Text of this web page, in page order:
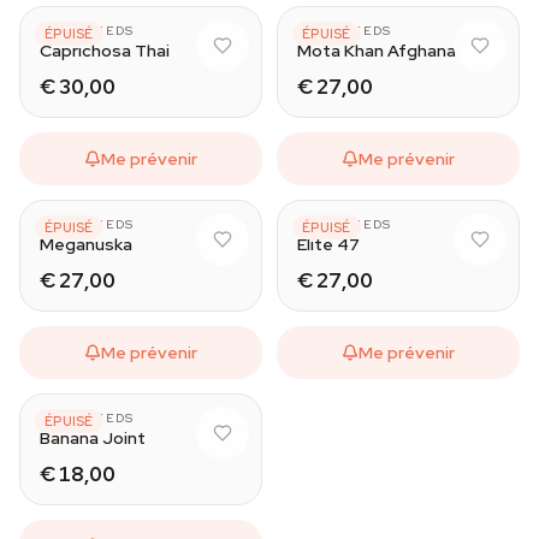
ÉPUISÉ
ELITE SEEDS
Caprichosa Thai
€ 30,00
Me prévenir
ÉPUISÉ
ELITE SEEDS
Mota Khan Afghana
€ 27,00
Me prévenir
ÉPUISÉ
ELITE SEEDS
Meganuska
€ 27,00
Me prévenir
ÉPUISÉ
ELITE SEEDS
Elite 47
€ 27,00
Me prévenir
ÉPUISÉ
ELITE SEEDS
Banana Joint
€ 18,00